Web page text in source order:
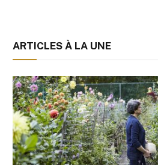
ARTICLES À LA UNE